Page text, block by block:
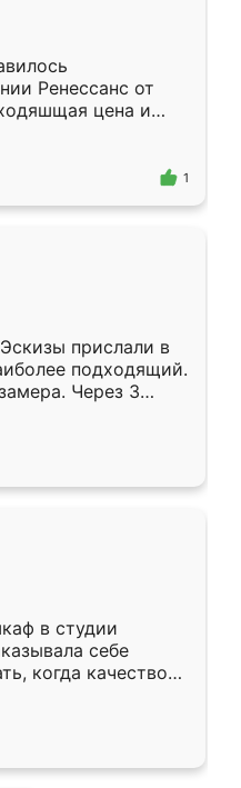
Ренессанс от
цена и
Приехавший
самый
1
прислали в
подходящий.
Через 3
Остались
Ренессанс
работу!
в студии
себе
когда качеством
кухня уже почти